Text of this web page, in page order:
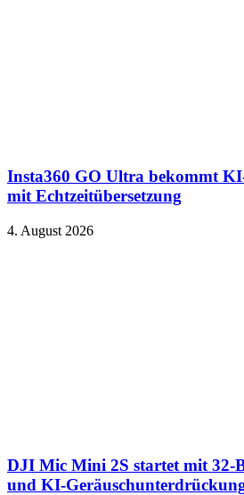
Insta360 GO Ultra bekommt
mit Echtzeitübersetzung
4. August 2026
DJI Mic Mini 2S startet mit 32-
und KI-